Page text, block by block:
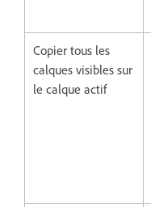
Copier tous les
calques visibles sur
le calque actif